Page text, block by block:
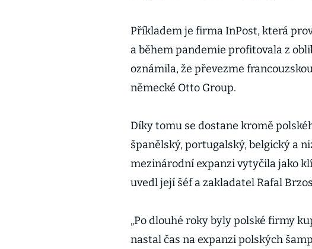
Příkladem je firma InPost, která
a během pandemie profitovala z
oznámila, že převezme
německé Otto Group.
Díky tomu se dostane kromě
španělský, portugalský, belgický a
mezinárodní expanzi vytyčila jako
uvedl její šéf a zakladatel Rafal
„Po dlouhé roky byly polské firmy
nastal čas na expanzi polských